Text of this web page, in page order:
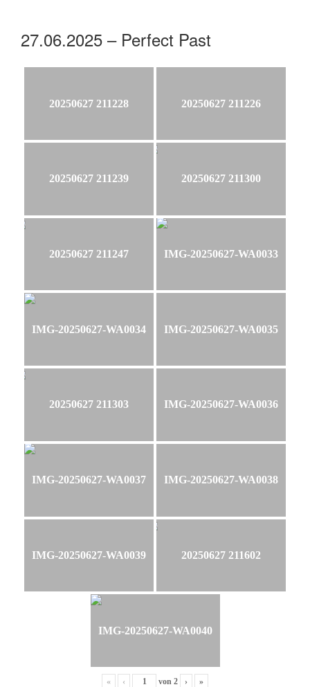
27.06.2025 – Perfect Past
20250627 211228 20250627 211226
20250627 211239 20250627 211300
20250627 211247 IMG-20250627-WA0033
IMG-20250627-WA0034 IMG-20250627-WA0035
20250627 211303 IMG-20250627-WA0036
IMG-20250627-WA0037 IMG-20250627-WA0038
IMG-20250627-WA0039 20250627 211602
IMG-20250627-WA0040
« ‹ von 2 › »